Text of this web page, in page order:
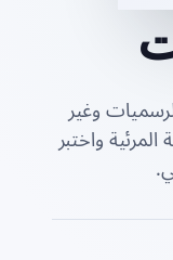
وغير
واختبر